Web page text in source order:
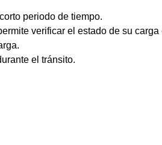
periodo de tiempo.
verificar el estado de su carga
el tránsito.